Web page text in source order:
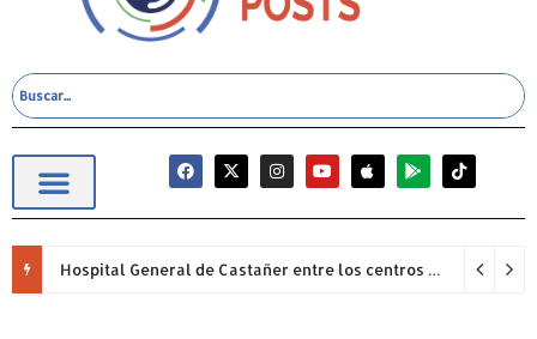
Hospital General de Castañer entre los centros de salud comunitarios con mejor desempeño clínico de Estados Unidos